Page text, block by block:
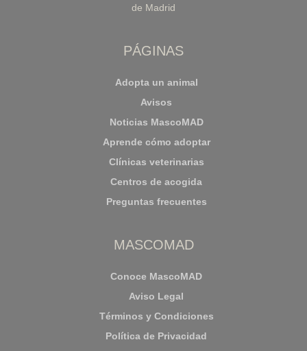
de Madrid
PÁGINAS
Adopta un animal
Avisos
Noticias MascoMAD
Aprende cómo adoptar
Clínicas veterinarias
Centros de acogida
Preguntas frecuentes
MASCOMAD
Conoce MascoMAD
Aviso Legal
Términos y Condiciones
Política de Privacidad